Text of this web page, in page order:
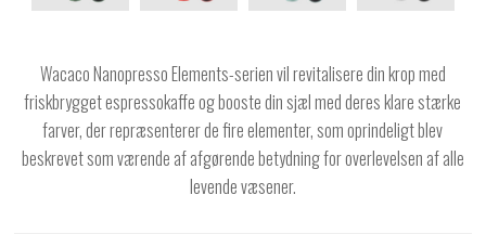
Wacaco Nanopresso Elements-serien vil revitalisere din krop med
friskbrygget espressokaffe og booste din sjæl med deres klare stærke
farver, der repræsenterer de fire elementer, som oprindeligt blev
beskrevet som værende af afgørende betydning for overlevelsen af alle
levende væsener.